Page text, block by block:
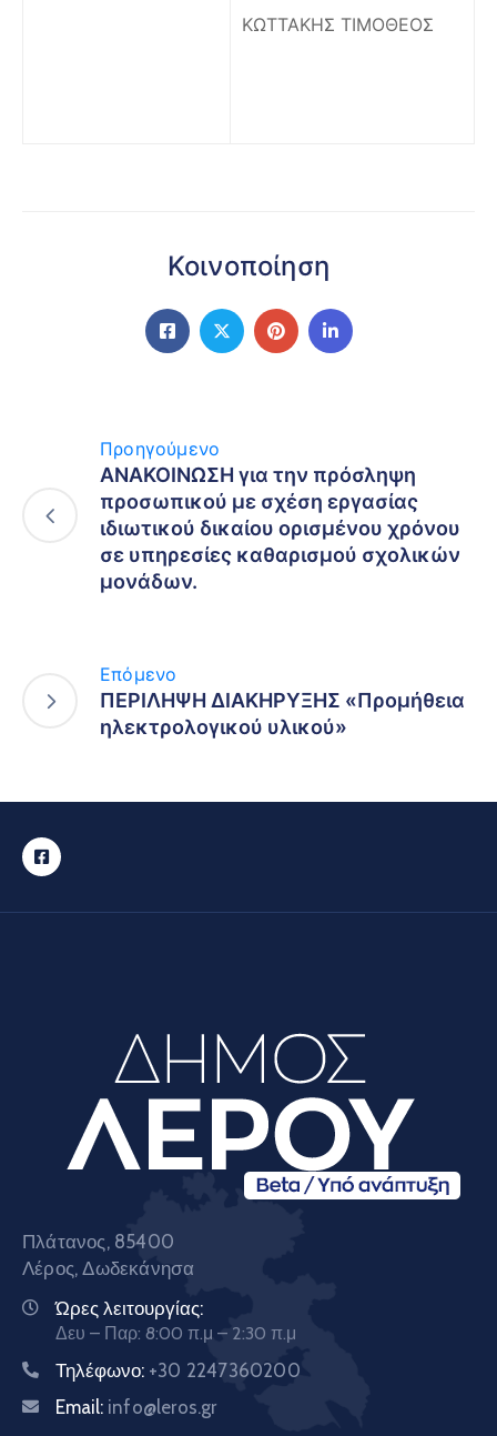
ΚΩΤΤΑΚΗΣ ΤΙΜΟΘΕΟΣ
Κοινοποίηση
Προηγούμενο
ΑΝΑΚΟΙΝΩΣΗ για την πρόσληψη
προσωπικού με σχέση εργασίας
ιδιωτικού δικαίου ορισμένου χρόνου
σε υπηρεσίες καθαρισμού σχολικών
μονάδων.
Επόμενο
ΠΕΡΙΛΗΨΗ ΔΙΑΚΗΡΥΞΗΣ «Προμήθεια
ηλεκτρολογικού υλικού»
Πλάτανος, 85400
Λέρος, Δωδεκάνησα
Ώρες λειτουργίας:
Δευ – Παρ: 8:00 π.μ – 2:30 π.μ
Τηλέφωνο: +30 2247360200
Email: info@leros.gr